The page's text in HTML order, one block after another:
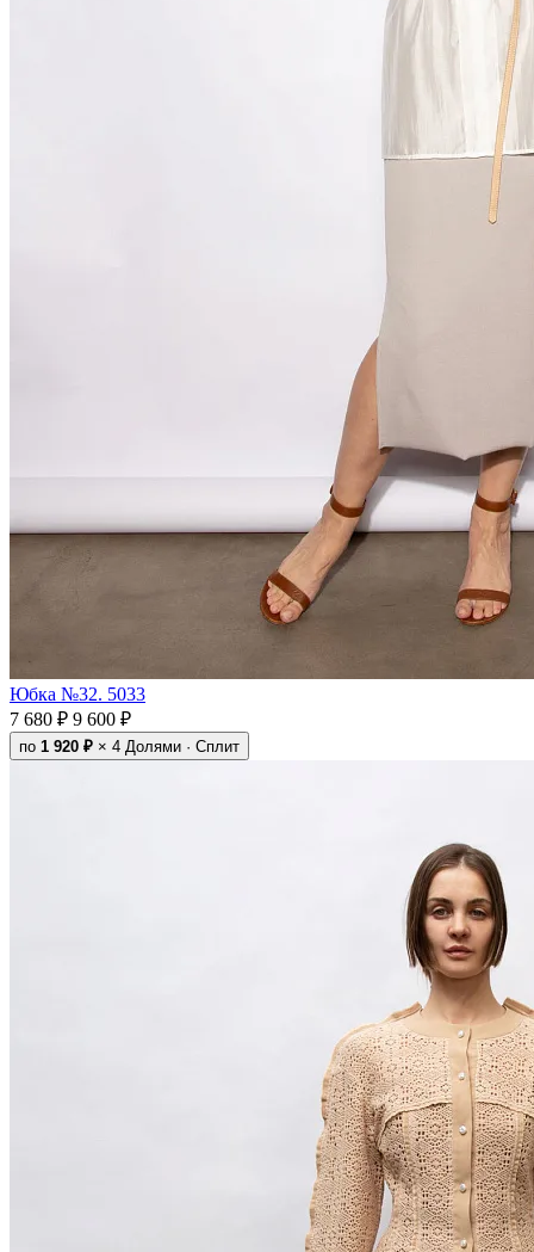
Юбка №32. 5033
7 680 ₽ 9 600 ₽
по 1 920 ₽ × 4 Долями · Сплит